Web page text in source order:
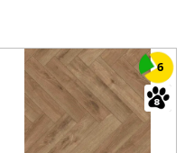
6